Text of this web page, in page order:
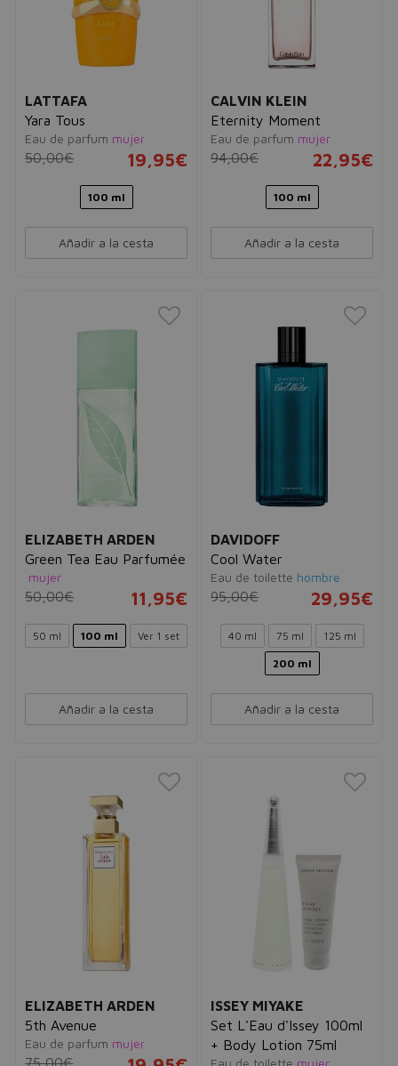
LATTAFA
Yara Tous
Eau de parfum mujer
50,00€ 19,95€
100 ml
Añadir a la cesta
CALVIN KLEIN
Eternity Moment
Eau de parfum mujer
94,00€ 22,95€
100 ml
Añadir a la cesta
ELIZABETH ARDEN
Green Tea Eau Parfumée
mujer
50,00€ 11,95€
50 ml 100 ml Ver 1 set
Añadir a la cesta
DAVIDOFF
Cool Water
Eau de toilette hombre
95,00€ 29,95€
40 ml 75 ml 125 ml
200 ml
Añadir a la cesta
ELIZABETH ARDEN
5th Avenue
Eau de parfum mujer
75,00€
ISSEY MIYAKE
Set L'Eau d'Issey 100ml
+ Body Lotion 75ml
Eau de toilette mujer